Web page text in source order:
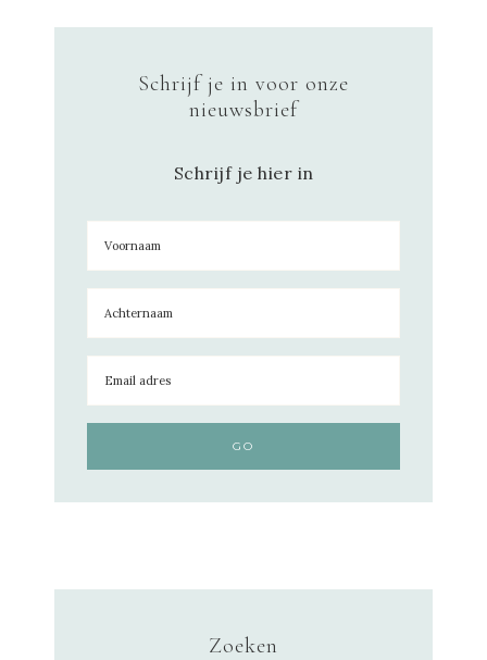
Schrijf je in voor onze
nieuwsbrief
Schrijf je hier in
Zoeken